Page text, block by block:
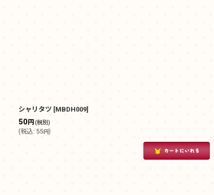
シャリタツ [MBDH009]
50円 (税別)
(税込: 55円)